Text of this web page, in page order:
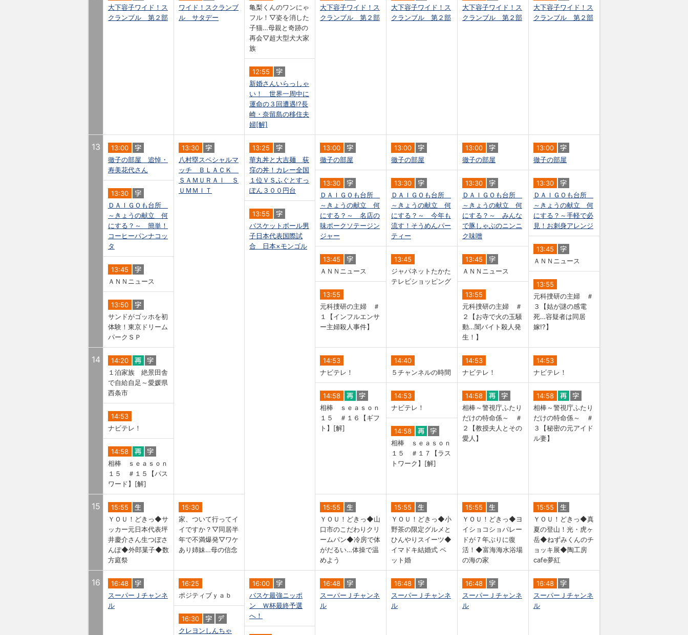
大下容子ワイド！ス
クランブル 第２部
ワイド！スクランブ
ル サタデー
亀梨くんのワンにゃ
フル！▽姿を消した
子猫…母親と奇跡の
再会▽超大型犬大家
族
12:55
新婚さんいらっしゃ
い！ 世界一周中に
運命の３回遭遇!?長
崎・奈留島の移住夫
婦[解]
大下容子ワイド！ス
クランブル 第２部
大下容子ワイド！ス
クランブル 第２部
大下容子ワイド！ス
クランブル 第２部
大下容子ワイド！ス
クランブル 第２部
13
13:00
徹子の部屋 追悼・
寿美花代さん
13:30
ＤＡＩＧＯも台所
～きょうの献立 何
にする？～ 簡単！
コーヒーパンナコッ
タ
13:45
ＡＮＮニュース
13:50
サンドがゴッホを初
体験！東京ドリーム
パークＳＰ
13:30
八村塁スペシャルマ
ッチ ＢＬＡＣＫ
ＳＡＭＵＲＡＩ Ｓ
ＵＭＭＩＴ
13:25
華丸丼と大吉麺 荻
窪の丼！カレー全国
１位ＶＳふぐとすっ
ぽん３００円台
13:55
バスケットボール男
子日本代表国際試
合 日本×モンゴル
13:00
徹子の部屋
13:30
ＤＡＩＧＯも台所
～きょうの献立 何
にする？～ 名店の
味ポークソテージン
ジャー
13:45
ＡＮＮニュース
13:55
元科捜研の主婦 ＃
１【インフルエンサ
ー主婦殺人事件】
13:00
徹子の部屋
13:30
ＤＡＩＧＯも台所
～きょうの献立 何
にする？～ 今年も
流す！そうめんパー
ティー
13:45
ジャパネットたかた
テレビショッピング
13:00
徹子の部屋
13:30
ＤＡＩＧＯも台所
～きょうの献立 何
にする？～ みんな
で豚しゃぶのニンニ
ク味噌
13:45
ＡＮＮニュース
13:55
元科捜研の主婦 ＃
２【お寺で火の玉騒
動…闇バイト殺人発
生！】
13:00
徹子の部屋
13:30
ＤＡＩＧＯも台所
～きょうの献立 何
にする？～手軽で必
見！お刺身アレンジ
13:45
ＡＮＮニュース
13:55
元科捜研の主婦 ＃
３【姑が謎の感電
死…容疑者は同居
嫁!?】
14
14:20
１泊家族 絶景田舎
で自給自足～愛媛県
西条市
14:53
ナビテレ！
14:58
相棒 ｓｅａｓｏｎ
１５ ＃１５【パス
ワード】[解]
14:53
ナビテレ！
14:58
相棒 ｓｅａｓｏｎ
１５ ＃１６【ギフ
ト】[解]
14:40
５チャンネルの時間
14:53
ナビテレ！
14:58
相棒 ｓｅａｓｏｎ
１５ ＃１７【ラス
トワーク】[解]
14:53
ナビテレ！
14:58
相棒～警視庁ふたり
だけの特命係～ ＃
２【教授夫人とその
愛人】
14:53
ナビテレ！
14:58
相棒～警視庁ふたり
だけの特命係～ ＃
３【秘密の元アイド
ル妻】
15
15:55
ＹＯＵ！どきっ◆サ
ッカー元日本代表坪
井慶介さん生つぼさ
んぽ◆外郎菓子◆数
方庭祭
15:30
家、ついて行ってイ
イですか？▽同居半
年で不満爆発▽ワケ
あり姉妹…母の信念
15:55
ＹＯＵ！どきっ◆山
口市のこだわりクリ
ームパン◆冷房で体
がだるい…体操で温
めよう
15:55
ＹＯＵ！どきっ◆小
野茶の限定グルメと
ひんやりスイーツ◆
イマドキ結婚式 ペ
ット婚
15:55
ＹＯＵ！どきっ◆ヨ
イショコショパレー
ドが７年ぶりに復
活！◆富海海水浴場
の海の家
15:55
ＹＯＵ！どきっ◆真
夏の登山！光・虎ヶ
岳◆ねずみくんのチ
ョッキ展◆陶工房
cafe夢紅
16
16:48
スーパーＪチャンネ
ル
16:25
ポジティブｙａｂ
16:30
クレヨンしんちゃ
16:00
バスケ最強ニッポ
ン Ｗ杯最終予選
へ！
16:48
スーパーＪチャンネ
ル
16:48
スーパーＪチャンネ
ル
16:48
スーパーＪチャンネ
ル
16:48
スーパーＪチャンネ
ル